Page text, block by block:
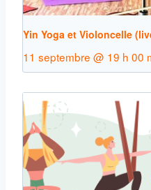
Yin Yoga et Violoncelle
11 septembre @ 19 h 00